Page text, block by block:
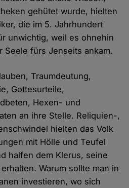
gehütet wurde, hielten
die im 5. Jahrhundert
unwichtig, weil es ohnehin
Seele fürs Jenseits ankam.
Traumdeutung,
Gottesurteile,
Hexen- und
an ihre Stelle. Reliquien-,
hielten das Volk
mit Hölle und Teufel
halfen dem Klerus, seine
Warum sollte man in
investieren, wo sich